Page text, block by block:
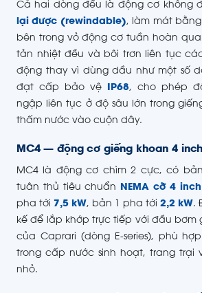
Cả hai dòng đều là động cơ không
lại được (rewindable), làm mát
bên trong vỏ động cơ tuần hoàn
tản nhiệt đều và bôi trơn liên tục
động thay vì dùng dầu như một số
đạt cấp bảo vệ IP68, cho phép
ngập liên tục ở độ sâu lớn trong
thấm nước vào cuộn dây.
MC4 — động cơ giếng khoan 4 inch
MC4 là động cơ chìm 2 cực, có
tuân thủ tiêu chuẩn NEMA cỡ 4 inch
pha tới 7,5 kW, bản 1 pha tới 2,2 kW.
kế để lắp khớp trực tiếp với đầu bơm
của Caprari (dòng E-series), phù
trong cấp nước sinh hoạt, trang trại
nhỏ.